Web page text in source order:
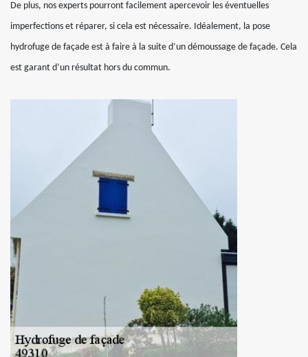
De plus, nos experts pourront facilement apercevoir les éventuelles
imperfections et réparer, si cela est nécessaire. Idéalement, la pose
hydrofuge de façade est à faire à la suite d’un démoussage de façade. Cela
est garant d’un résultat hors du commun.